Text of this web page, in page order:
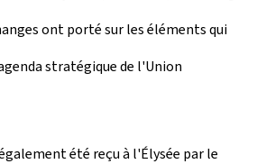
ont porté sur les éléments qui
stratégique de l'Union
été reçu à l'Élysée par le